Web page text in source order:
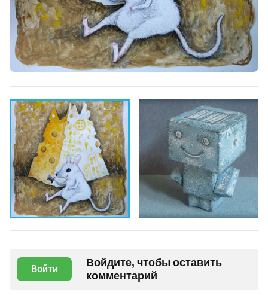
Войти
Войдите, чтобы оставить
комментарий